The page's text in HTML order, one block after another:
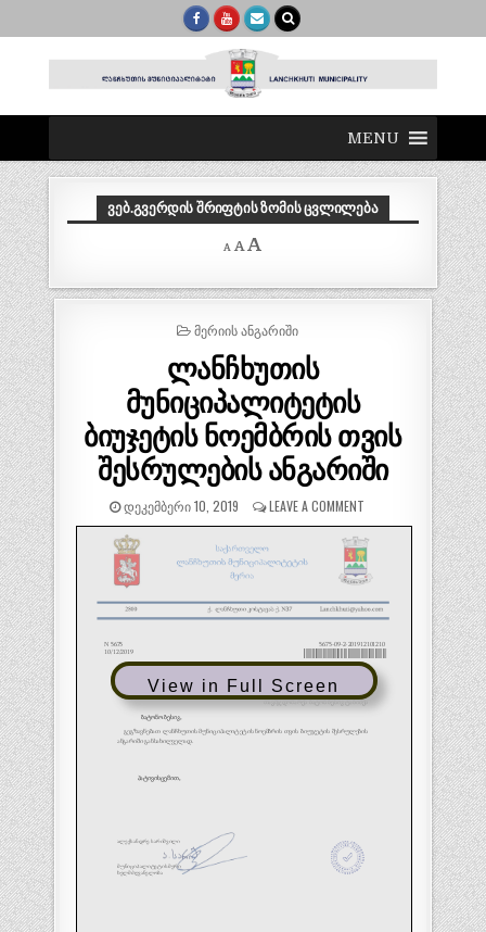
MENU
ᲕᲔᲑ.ᲒᲕᲔᲠᲓᲘᲡ ᲨᲠᲘᲤᲢᲘᲡ ᲖᲝᲛᲘᲡ ᲪᲕᲚᲘᲚᲔᲑᲐ
A
Decrease
font
A Reset
A
size.
POSTED
ᲛᲔᲠᲘᲘᲡ ᲐᲜᲒᲐᲠᲘᲨᲘ
ლანჩხუთის
მუნიციპალიტეტის
ბიუჯეტის ნოემბრის თვის
შესრულების ანგარიში
ᲓᲔᲙᲔᲛᲑᲔᲠᲘ 10, 2019 LEAVE A COMMENT
View in Full Screen